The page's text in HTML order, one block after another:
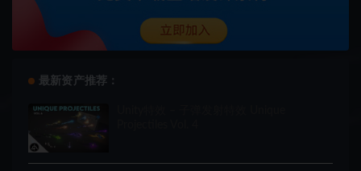
最新资产推荐：